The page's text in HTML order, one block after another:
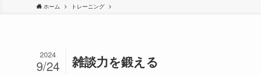
ホーム トレーニング
雑談力を鍛える
2024
9/24